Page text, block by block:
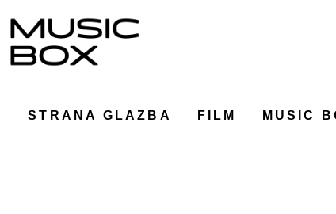
STRANA GLAZBA FILM MUSIC